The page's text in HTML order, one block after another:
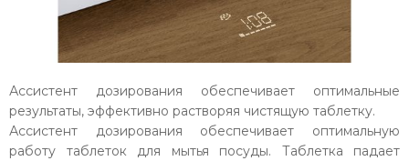
Ассистент дозирования обеспечивает оптимальные
результаты, эффективно растворяя чистящую таблетку.
Ассистент дозирования обеспечивает оптимальную
работу таблеток для мытья посуды. Таблетка падает